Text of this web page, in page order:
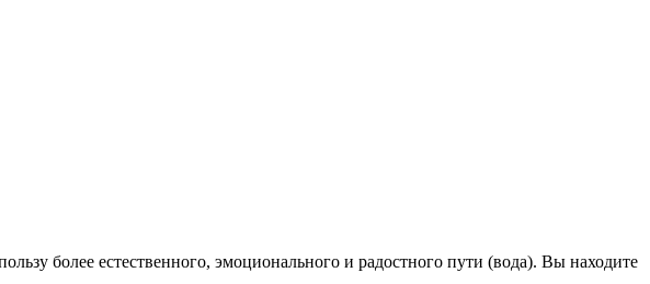
более естественного, эмоционального и радостного пути (вода). Вы находите